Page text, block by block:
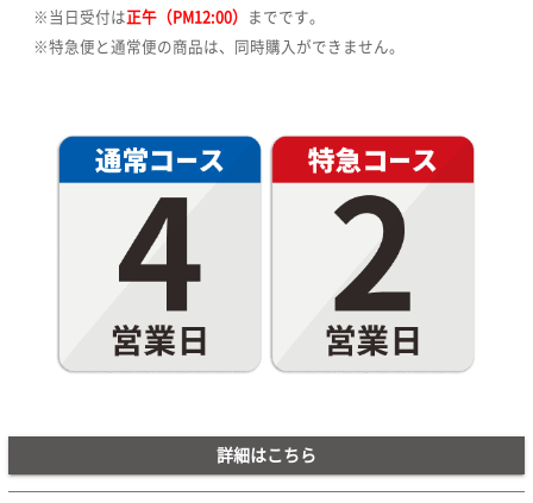
※当日受付は正午（PM12:00） までです。
※特急便と通常便の商品は、同時購入ができません。
詳細はこちら